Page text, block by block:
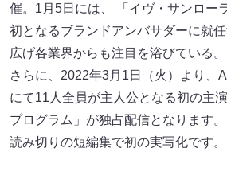
催。1⽉5⽇には、 「イヴ・サンロー
初となるブランドアンバサダーに就
広げ各業界からも注⽬を浴びている。
さらに、2022年3⽉1⽇（⽕）より、
にて11⼈全員が主⼈公となる初の主
プログラム」が独占配信となります
読み切りの短編集で初の実写化です。